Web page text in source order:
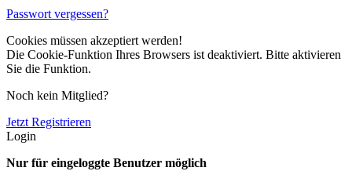
Passwort vergessen?
Cookies müssen akzeptiert werden!
Die Cookie-Funktion Ihres Browsers ist deaktiviert. Bitte aktivieren
Sie die Funktion.
Noch kein Mitglied?
Jetzt Registrieren
Login
Nur für eingeloggte Benutzer möglich